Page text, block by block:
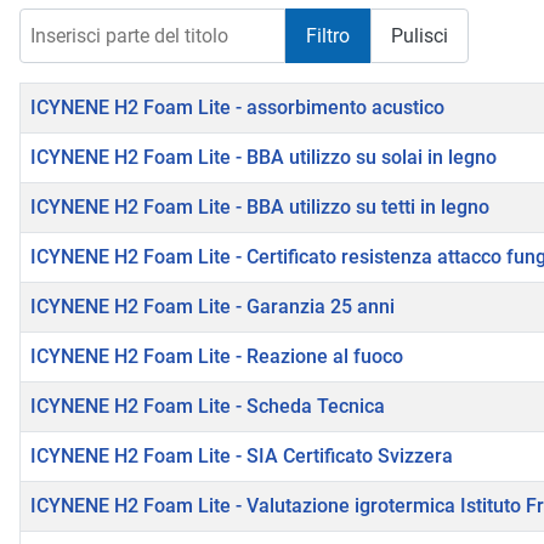
Filtro Pulisci
Titolo
ICYNENE H2 Foam Lite - assorbimento acustico
ICYNENE H2 Foam Lite - BBA utilizzo su solai in legno
ICYNENE H2 Foam Lite - BBA utilizzo su tetti in legno
ICYNENE H2 Foam Lite - Certificato resistenza attacco
ICYNENE H2 Foam Lite - Garanzia 25 anni
ICYNENE H2 Foam Lite - Reazione al fuoco
ICYNENE H2 Foam Lite - Scheda Tecnica
ICYNENE H2 Foam Lite - SIA Certificato Svizzera
ICYNENE H2 Foam Lite - Valutazione igrotermica Istituto